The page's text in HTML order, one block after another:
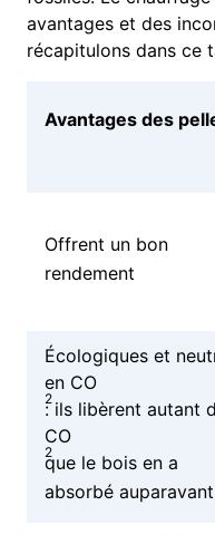
avantages et des
récapitulons dans ce
Avantages des
Offrent un bon
rendement
Écologiques et
en CO
2
: ils libèrent autant
CO
2
que le bois en a
absorbé auparavant